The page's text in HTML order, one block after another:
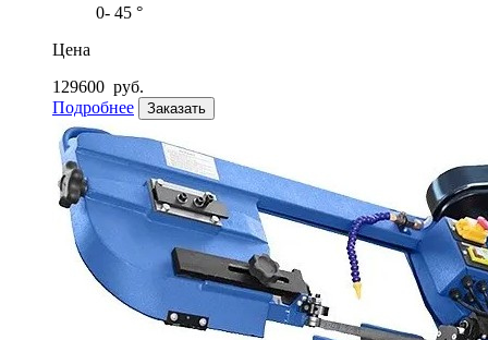
0- 45 °
Цена
129600 руб.
Подробнее
Заказать